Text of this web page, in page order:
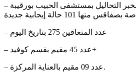
– تم إ جراء 284 تحليلا بمخبر التحاليل بمستشفى الحبيب بورقيبة
منها 101 حالة إيجابية جديدة
– عدد المتعافين 275 بتاريخ اليوم
– عدد 45 مقيم بقسم كوفيد+
– عدد 09 مقيم بالعناية المركزة.